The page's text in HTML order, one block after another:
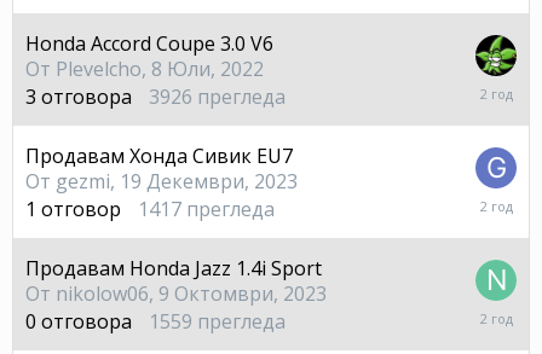
Honda Accord Coupe 3.0 V6
От Plevelcho, 8 Юли, 2022
3 отговора 3926 прегледа
6
2024
Продавам Хонда Сивик EU7
От gezmi, 19 Декември, 2023
1 отговор 1417 прегледа
20
2023
Продавам Honda Jazz 1.4i Sport
От nikolow06, 9 Октомври, 2023
0 отговора 1559 прегледа
9